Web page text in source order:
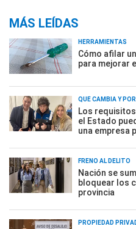
MÁS LEÍDAS
HERRAMIENTAS
Cómo afilar
para mejorar
QUÉ CAMBIA Y
Los
el Estado
una empresa
FRENO AL DELITO
Nación se
bloquear los
provincia
PROPIEDAD